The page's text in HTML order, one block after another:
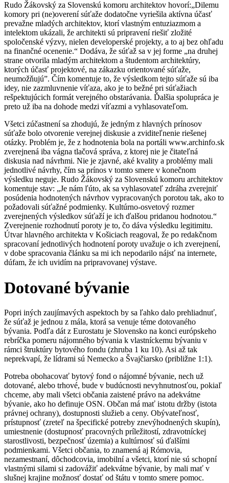
Rudo Žákovský za Slovenskú komoru architektov hovorí:„Dilemu
komory pri (ne)overení súťaže dodatočne vyriešila aktívna účasť
prevažne mladých architektov, ktorí vlastným entuziazmom a
intelektom ukázali, že architekti sú pripravení riešiť zložité
spoločenské výzvy, nielen developerské projekty, a to aj bez ohľadu
na finančné ocenenie.“ Dodáva, že súťaž sa v jej forme „na druhej
strane otvorila mladým architektom a študentom architektúry,
ktorých účasť projektové, na zákazku orientované súťaže,
neumožňujú”. Čím komentuje to, že výsledkom tejto súťaže sú iba
idey, nie zazmluvnenie víťaza, ako je to bežné pri súťažiach
rešpektujúcich formát verejného obstarávania. Ďalšia spolupráca je
preto už iba na dohode medzi víťazmi a vyhlasovateľom.
Všetci zúčastnení sa zhodujú, že jedným z hlavných prínosov
súťaže bolo otvorenie verejnej diskusie a zviditeľnenie riešenej
otázky. Problém je, že z hodnotenia bola na portáli www.archinfo.sk
zverejnená iba vágna tlačová správa, z ktorej nie je čitateľná
diskusia nad návrhmi. Nie je zjavné, aké kvality a problémy mali
jednotlivé návrhy, čím sa prínos v tomto smere v konečnom
výsledku neguje. Rudo Žákovský za Slovenskú komoru architektov
komentuje stav: „Je nám ľúto, ak sa vyhlasovateľ zdráha zverejniť
posúdenia hodnotených návrhov vypracovaných porotou tak, ako to
požadovali súťažné podmienky. Kultúrno-osvetový rozmer
zverejnených výsledkov súťaží je ich ďalšou pridanou hodnotou.“
Zverejnenie rozhodnutí poroty je to, čo dáva výsledku legitimitu.
Útvar hlavného architekta v Košiciach reagoval, že po redakčnom
spracovaní jednotlivých hodnotení poroty uvažuje o ich zverejnení,
v dobe spracovania článku sa mi ich nepodarilo nájsť na internete,
dúfam, že ich uvidím na pripravovanej výstave.
Dotované bývanie
Popri iných zaujímavých aspektoch by sa ľahko dalo prehliadnuť,
že súťaž je jednou z mála, ktorá sa venuje téme dotovaného
bývania. Podľa dát z Eurostatu je Slovensko na konci európskeho
rebríčka pomeru nájomného bývania k vlastníckemu bývaniu v
rámci štruktúry bytového fondu (zhruba 1 ku 10). Asi až tak
neprekvapí, že lídrami sú Nemecko a Švajčiarsko (približne 1:1).
Potreba obohacovať bytový fond o nájomné bývanie, nech už
dotované, alebo trhové, bude v budúcnosti nevyhnutnosťou, pokiaľ
chceme, aby mali všetci občania zaistené právo na adekvátne
bývanie, ako ho definuje OSN. Občan má mať istotu držby (istota
právnej ochrany), dostupnosti služieb a ceny. Obývateľnosť,
prístupnosť (zreteľ na špecifické potreby znevýhodnených skupín),
umiestnenie (dostupnosť pracovných príležitostí, zdravotníckej
starostlivosti, bezpečnosť územia) a kultúrnosť sú ďalšími
podmienkami. Všetci občania, to znamená aj Rómovia,
nezamestnaní, dôchodcovia, imobilní a všetci, ktorí nie sú schopní
vlastnými silami si zadovážiť adekvátne bývanie, by mali mať v
slušnej krajine možnosť dostať od štátu v tomto smere pomoc.